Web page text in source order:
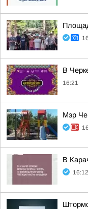
В
16:21
Мэр
В
16:12